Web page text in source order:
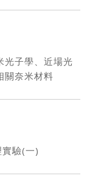
光子學、近場光
關奈米材料
驗(一)